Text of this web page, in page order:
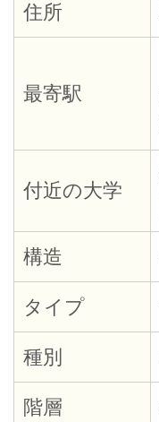
住所
最寄駅
付近の大学
構造
タイプ
種別
階層